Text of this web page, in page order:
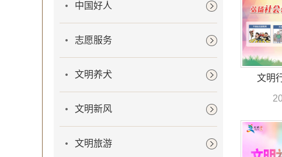
中国好人
志愿服务
文明养犬
文明新风
文明旅游
文明